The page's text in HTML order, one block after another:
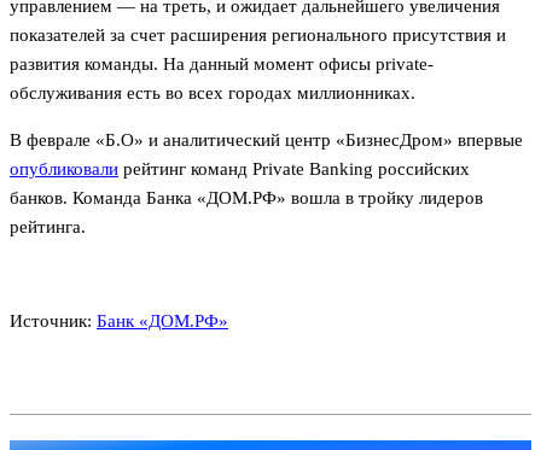
управлением — на треть, и ожидает дальнейшего увеличения
показателей за счет расширения регионального присутствия и
развития команды. На данный момент офисы private-
обслуживания есть во всех городах миллионниках.
В феврале «Б.О» и аналитический центр «БизнесДром» впервые
опубликовали рейтинг команд Private Banking российских
банков. Команда Банка «ДОМ.РФ» вошла в тройку лидеров
рейтинга.
Источник: Банк «ДОМ.РФ»